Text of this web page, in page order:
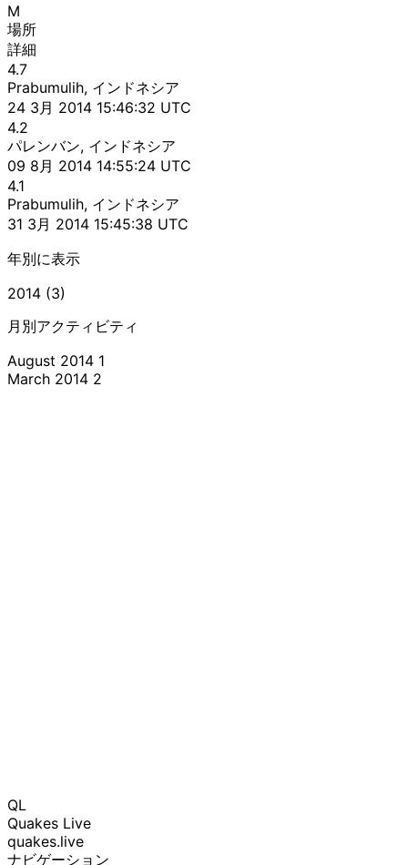
M
場所
詳細
4.7
Prabumulih, インドネシア
24 3月 2014 15:46:32 UTC
4.2
パレンバン, インドネシア
09 8月 2014 14:55:24 UTC
4.1
Prabumulih, インドネシア
31 3月 2014 15:45:38 UTC
年別に表示
2014 (3)
月別アクティビティ
August 2014 1
March 2014 2
QL
Quakes Live
quakes.live
ナビゲーション